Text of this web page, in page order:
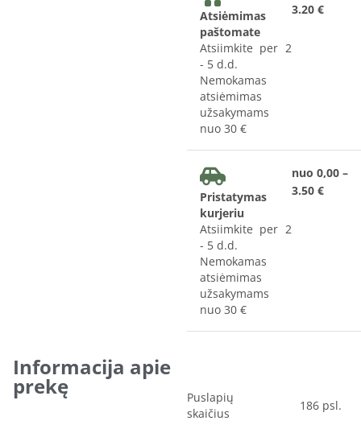
Atsiėmimas
paštomate
Atsiimkite per 2
- 5 d.d.
Nemokamas
atsiėmimas
užsakymams
nuo 30 €
3.20 €
Pristatymas
kurjeriu
Atsiimkite per 2
- 5 d.d.
Nemokamas
atsiėmimas
užsakymams
nuo 30 €
nuo 0,00 –
3.50 €
Informacija apie
prekę
Puslapių
skaičius
186 psl.